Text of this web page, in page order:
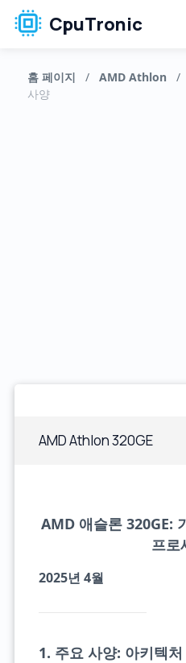
CpuTronic
홈 페이지 / AMD Athlon /
사양
AMD Athlon 320GE
AMD 애슬론 320GE:
프로
2025년 4월
1. 주요 사양: 아키텍